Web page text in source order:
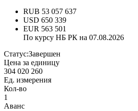
RUB 53 057 637
USD 650 339
EUR 563 501
По курсу НБ РК на 07.08.2026
Статус:Завершен
Цена за единицу
304 020 260
Ед. измерения
Кол-во
1
Аванс